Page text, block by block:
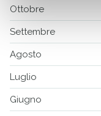
Ottobre
Settembre
Agosto
Luglio
Giugno